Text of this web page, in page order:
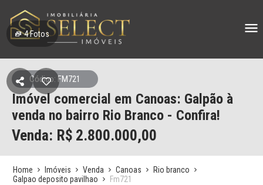
4Fotos
Código: FM721
Imóvel comercial em Canoas: Galpão à
venda no bairro Rio Branco - Confira!
Venda: R$ 2.800.000,00
Home Imóveis Venda Canoas
Rio branco
Galpao deposito pavilhao
Fm721